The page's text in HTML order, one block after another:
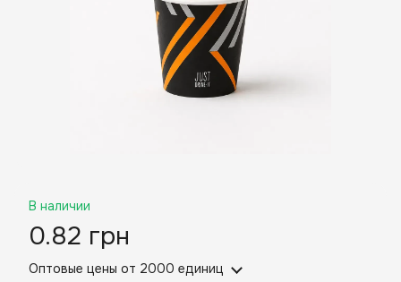
В наличии
0.82 грн
Оптовые цены от 2000 единиц